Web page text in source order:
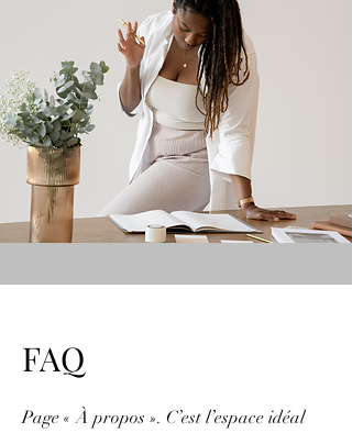
FAQ
Page « À propos ». C’est l’espace idéal